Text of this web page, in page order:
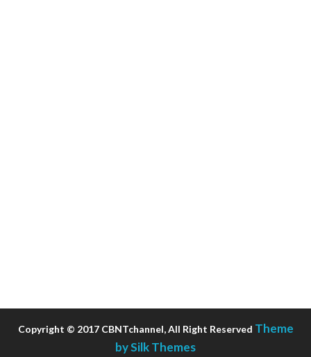
Copyright © 2017 CBNTchannel, All Right Reserved Theme
by Silk Themes